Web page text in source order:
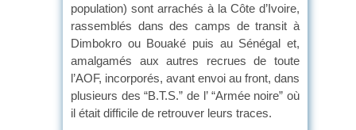
population) sont arrachés à la Côte d’Ivoire,
rassemblés dans des camps de transit à
Dimbokro ou Bouaké puis au Sénégal et,
amalgamés aux autres recrues de toute
l’AOF, incorporés, avant envoi au front, dans
plusieurs des “B.T.S.” de l’ “Armée noire” où
il était difficile de retrouver leurs traces.